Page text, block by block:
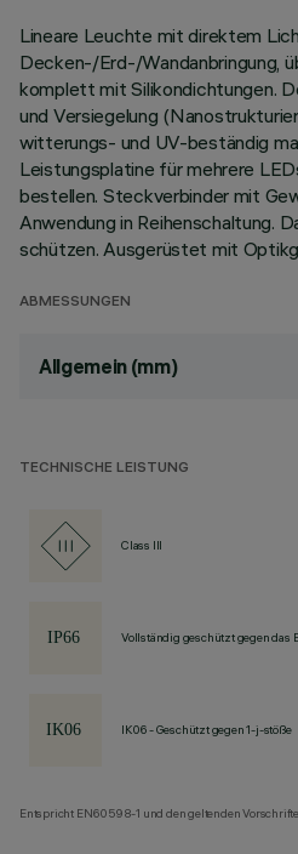
Lineare Leuchte mit direktem
Decken-/Erd-/Wandanbringung,
komplett mit Silikondichtungen.
und Versiegelung
witterungs- und UV-beständig
Leistungsplatine für mehrere
bestellen. Steckverbinder mit
Anwendung in Reihenschaltung.
schützen. Ausgerüstet mit
ABMESSUNGEN
Allgemein (mm)
TECHNISCHE LEISTUNG
Class III
Vollständig geschützt gegen das
IK06 - Geschützt gegen 1-j-stöße
Entspricht EN60598-1 und den geltenden